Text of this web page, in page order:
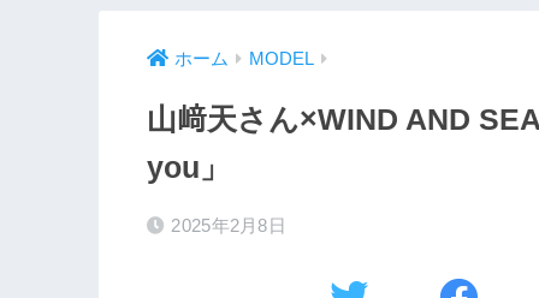
ホーム MODEL
山﨑天さん×WIND AND
you」
2025年2月8日